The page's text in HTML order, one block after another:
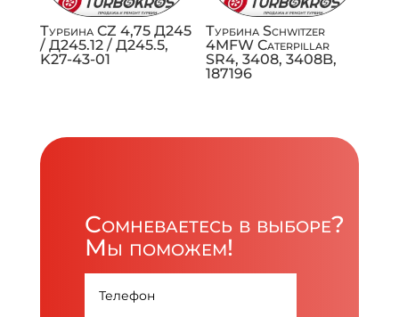
Турбина CZ 4,75 Д245
/ Д245.12 / Д245.5,
K27-43-01
Турбина Schwitzer
4MFW Caterpillar
SR4, 3408, 3408B,
187196
Сомневаетесь в выборе?
Мы поможем!